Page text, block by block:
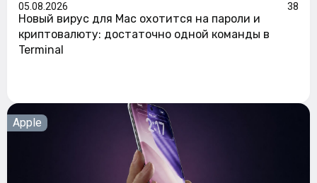
05.08.2026 38
Новый вирус для Mac охотится на пароли и
криптовалюту: достаточно одной команды в
Terminal
Apple